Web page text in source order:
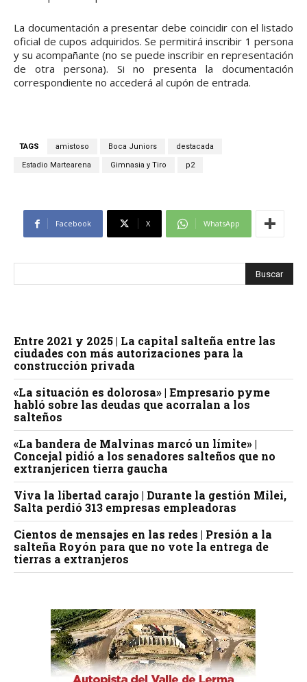
La documentación a presentar debe coincidir con el listado
oficial de cupos adquiridos. Se permitirá inscribir 1 persona
y su acompañante (no se puede inscribir en representación
de otra persona). Si no presenta la documentación
correspondiente no accederá al cupón de entrada.
TAGS amistoso Boca Juniors destacada
Estadio Martearena Gimnasia y Tiro p2
Facebook X WhatsApp
Entre 2021 y 2025 | La capital salteña entre las
ciudades con más autorizaciones para la
construcción privada
«La situación es dolorosa» | Empresario pyme
habló sobre las deudas que acorralan a los
salteños
«La bandera de Malvinas marcó un límite» |
Concejal pidió a los senadores salteños que no
extranjericen tierra gaucha
Viva la libertad carajo | Durante la gestión Milei,
Salta perdió 313 empresas empleadoras
Cientos de mensajes en las redes | Presión a la
salteña Royón para que no vote la entrega de
tierras a extranjeros